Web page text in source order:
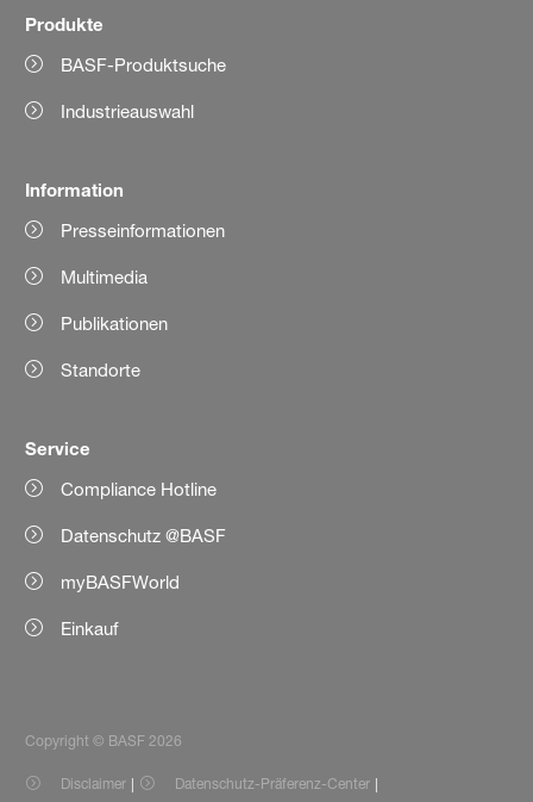
Produkte
BASF-Produktsuche
Industrieauswahl
Information
Presseinformationen
Multimedia
Publikationen
Standorte
Service
Compliance Hotline
Datenschutz @BASF
myBASFWorld
Einkauf
Copyright © BASF 2026
Disclaimer Datenschutz-Präferenz-Center